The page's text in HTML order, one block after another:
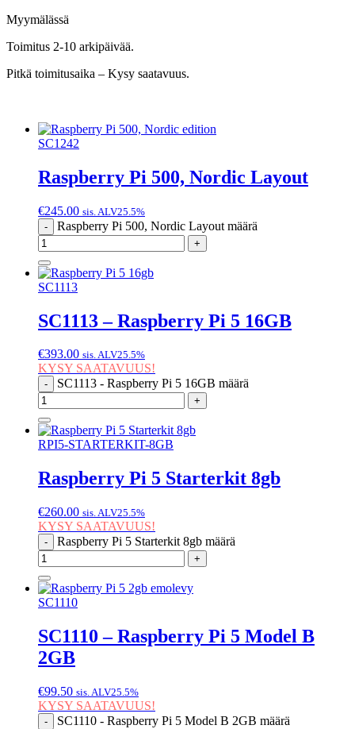
Myymälässä
Toimitus 2-10 arkipäivää.
Pitkä toimitusaika – Kysy saatavuus.
SC1242
Raspberry Pi 500, Nordic Layout
€245.00 sis. ALV25.5%
-
Raspberry Pi 500, Nordic Layout määrä
+
SC1113
SC1113 – Raspberry Pi 5 16GB
€393.00 sis. ALV25.5%
KYSY SAATAVUUS!
- SC1113 - Raspberry Pi 5 16GB määrä
+
RPI5-STARTERKIT-8GB
Raspberry Pi 5 Starterkit 8gb
€260.00 sis. ALV25.5%
KYSY SAATAVUUS!
- Raspberry Pi 5 Starterkit 8gb määrä
+
SC1110
SC1110 – Raspberry Pi 5 Model B
2GB
€99.50 sis. ALV25.5%
KYSY SAATAVUUS!
- SC1110 - Raspberry Pi 5 Model B 2GB määrä